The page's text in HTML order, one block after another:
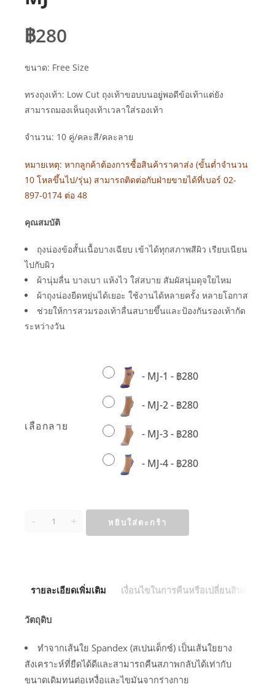
฿280
ขนาด: Free Size
ทรงถุงเท้า: Low Cut ถุงเท้าขอบบนอยู่พอดีข้อเท้าแต่ยัง
สามารถมองเห็นถุงเท้าเวลาใส่รองเท้า
จำนวน: 10 คู่/คละสี/คละลาย
หมายเหตุ: หากลูกค้าต้องการซื้อสินค้าราคาส่ง (ขั้นต่ำจำนวน
10 โหลขึ้นไป/รุ่น) สามารถติดต่อกับฝ่ายขายได้ที่เบอร์ 02-
897-0174 ต่อ 48
คุณสมบัติ
ถุงน่องข้อสั้นเนื้อบางเฉียบ เข้าได้ทุกสภาพสีผิว เรียบเนียน
ไปกับผิว
ผ้านุ่มลื่น บางเบา แห้งไว ใส่สบาย สัมผัสนุ่มดุจใยไหม
ผ้าถุงน่องยืดหยุ่นได้เยอะ ใช้งานได้หลายครั้ง หลายโอกาส
ช่วยให้การสวมรองเท้าลื่นสบายขึ้นและป้องกันรองเท้ากัด
ระหว่างวัน
เลือกลาย
- MJ-1 - ฿280
- MJ-2- ฿280
- MJ-3- ฿280
- MJ-4- ฿280
+
- หยิบใส่ตะกร้า
รายละเอียดเพิ่มเติม เงื่อนไขในการคืนหรือเปลี่ยนสินค้า
วัตถุดิบ
ทำจากเส้นใย Spandex (สเปนเด็กซ์) เป็นเส้นใยยาง
สังเคราะห์ที่ยืดได้ดีและสามารถคืนสภาพกลับได้เท่ากับ
ขนาดเดิมทนต่อเหงื่อและไขมันจากร่างกาย